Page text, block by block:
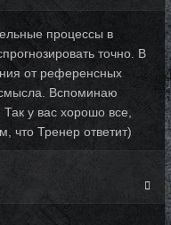
процессы в
точно. В
от референсных
Вспоминаю
у вас хорошо все,
что Тренер ответит)